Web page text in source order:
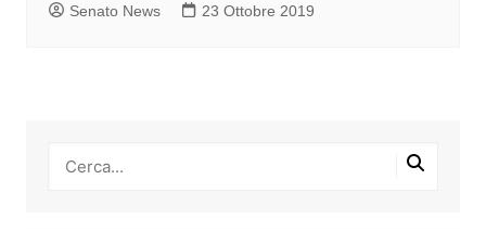
Senato News 23 Ottobre 2019